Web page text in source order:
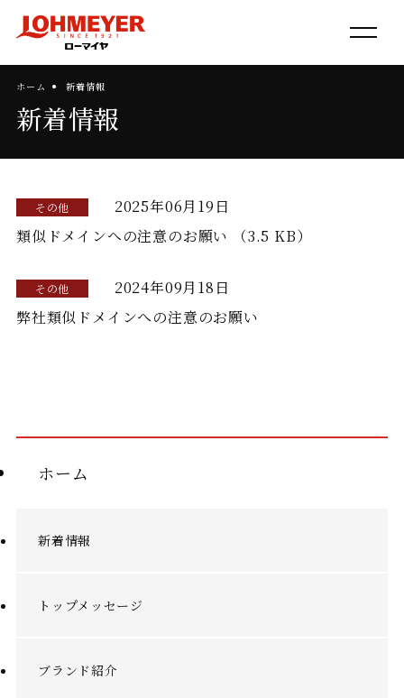
ホーム 新着情報
新着情報
2025年06月19日
類似ドメインへの注意のお願い （3.5 KB）
2024年09月18日
弊社類似ドメインへの注意のお願い
ホーム
新着情報
トップメッセージ
ブランド紹介